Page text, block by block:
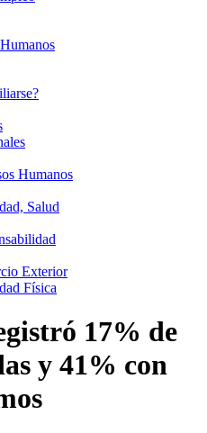
Humanos
Salud
Exterior
Física
17% de
y 41% con